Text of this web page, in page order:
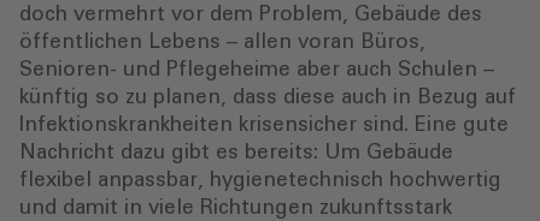
doch vermehrt vor dem Problem, Gebäude des
öffentlichen Lebens – allen voran Büros,
Senioren- und Pflegeheime aber auch Schulen –
künftig so zu planen, dass diese auch in Bezug auf
Infektionskrankheiten krisensicher sind. Eine gute
Nachricht dazu gibt es bereits: Um Gebäude
flexibel anpassbar, hygienetechnisch hochwertig
und damit in viele Richtungen zukunftsstark